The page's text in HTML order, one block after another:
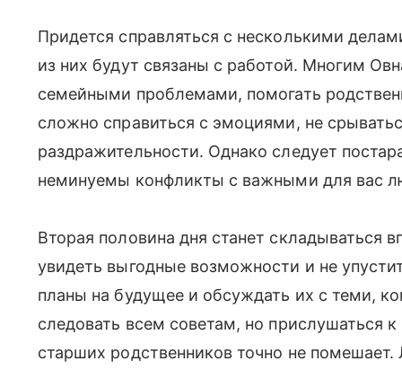
Придется справляться с несколькими
из них будут связаны с работой. Многим
семейными проблемами, помогать
сложно справиться с эмоциями, не
раздражительности. Однако следует
неминуемы конфликты с важными для вас
Вторая половина дня станет складываться
увидеть выгодные возможности и не
планы на будущее и обсуждать их с теми,
следовать всем советам, но прислушаться
старших родственников точно не